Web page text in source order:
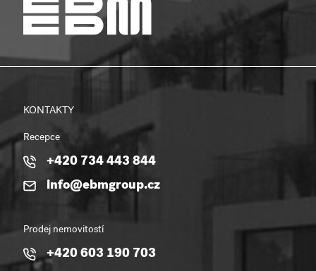
KONTAKTY
Recepce
+420 734 443 844
info@ebmgroup.cz
Prodej nemovitostí
+420 603 190 703